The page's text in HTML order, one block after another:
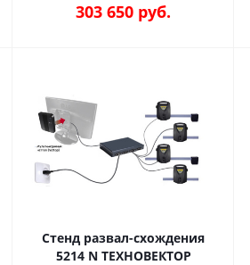
303 650 руб.
Стенд развал-схождения
5214 N ТЕХНОВЕКТОР